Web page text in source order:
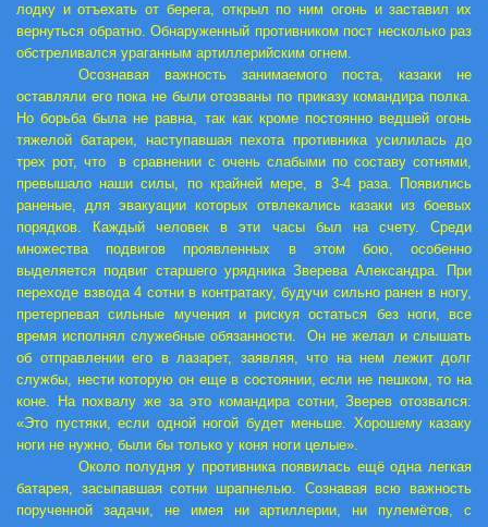
лодку и отъехать от берега, открыл по ним огонь и заставил их
вернуться обратно. Обнаруженный противником пост несколько раз
обстреливался ураганным артиллерийским огнем.
Осознавая важность занимаемого поста, казаки не
оставляли его пока не были отозваны по приказу командира полка.
Но борьба была не равна, так как кроме постоянно ведшей огонь
тяжелой батареи, наступавшая пехота противника усилилась до
трех рот, что в сравнении с очень слабыми по составу сотнями,
превышало наши силы, по крайней мере, в 3-4 раза. Появились
раненые, для эвакуации которых отвлекались казаки из боевых
порядков. Каждый человек в эти часы был на счету. Среди
множества подвигов проявленных в этом бою, особенно
выделяется подвиг старшего урядника Зверева Александра. При
переходе взвода 4 сотни в контратаку, будучи сильно ранен в ногу,
претерпевая сильные мучения и рискуя остаться без ноги, все
время исполнял служебные обязанности. Он не желал и слышать
об отправлении его в лазарет, заявляя, что на нем лежит долг
службы, нести которую он еще в состоянии, если не пешком, то на
коне. На похвалу же за это командира сотни, Зверев отозвался:
«Это пустяки, если одной ногой будет меньше. Хорошему казаку
ноги не нужно, были бы только у коня ноги целые».
Около полудня у противника появилась ещё одна легкая
батарея, засыпавшая сотни шрапнелью. Сознавая всю важность
порученной задачи, не имея ни артиллерии, ни пулемётов, с